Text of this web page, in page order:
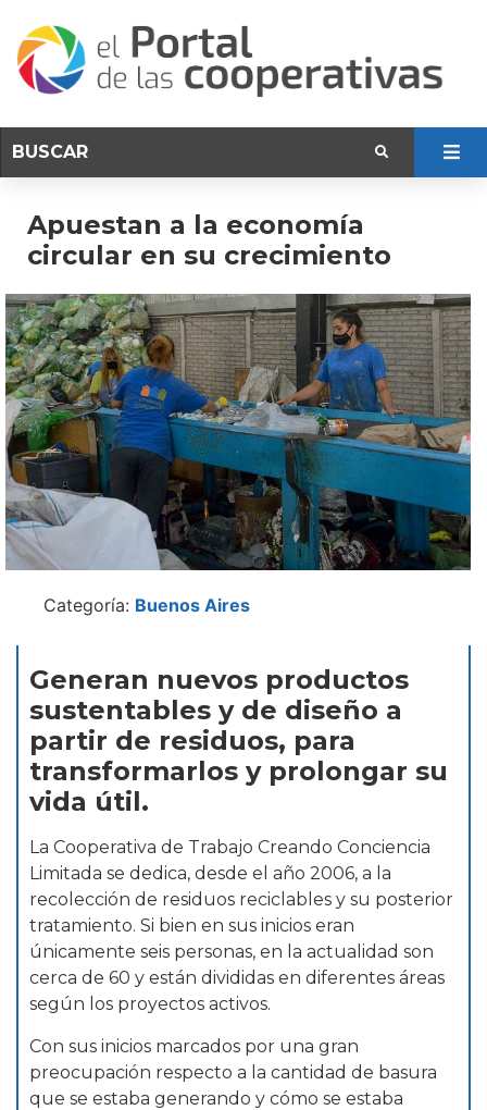
Apuestan a la economía
circular en su crecimiento
Categoría: Buenos Aires
Generan nuevos productos
sustentables y de diseño a
partir de residuos, para
transformarlos y prolongar su
vida útil.
La Cooperativa de Trabajo Creando Conciencia
Limitada se dedica, desde el año 2006, a la
recolección de residuos reciclables y su posterior
tratamiento. Si bien en sus inicios eran
únicamente seis personas, en la actualidad son
cerca de 60 y están divididas en diferentes áreas
según los proyectos activos.
Con sus inicios marcados por una gran
preocupación respecto a la cantidad de basura
que se estaba generando y cómo se estaba